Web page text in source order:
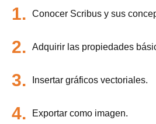
1. Conocer Scribus y sus
2. Adquirir las propiedades
3. Insertar gráficos vectoriales.
4. Exportar como imagen.